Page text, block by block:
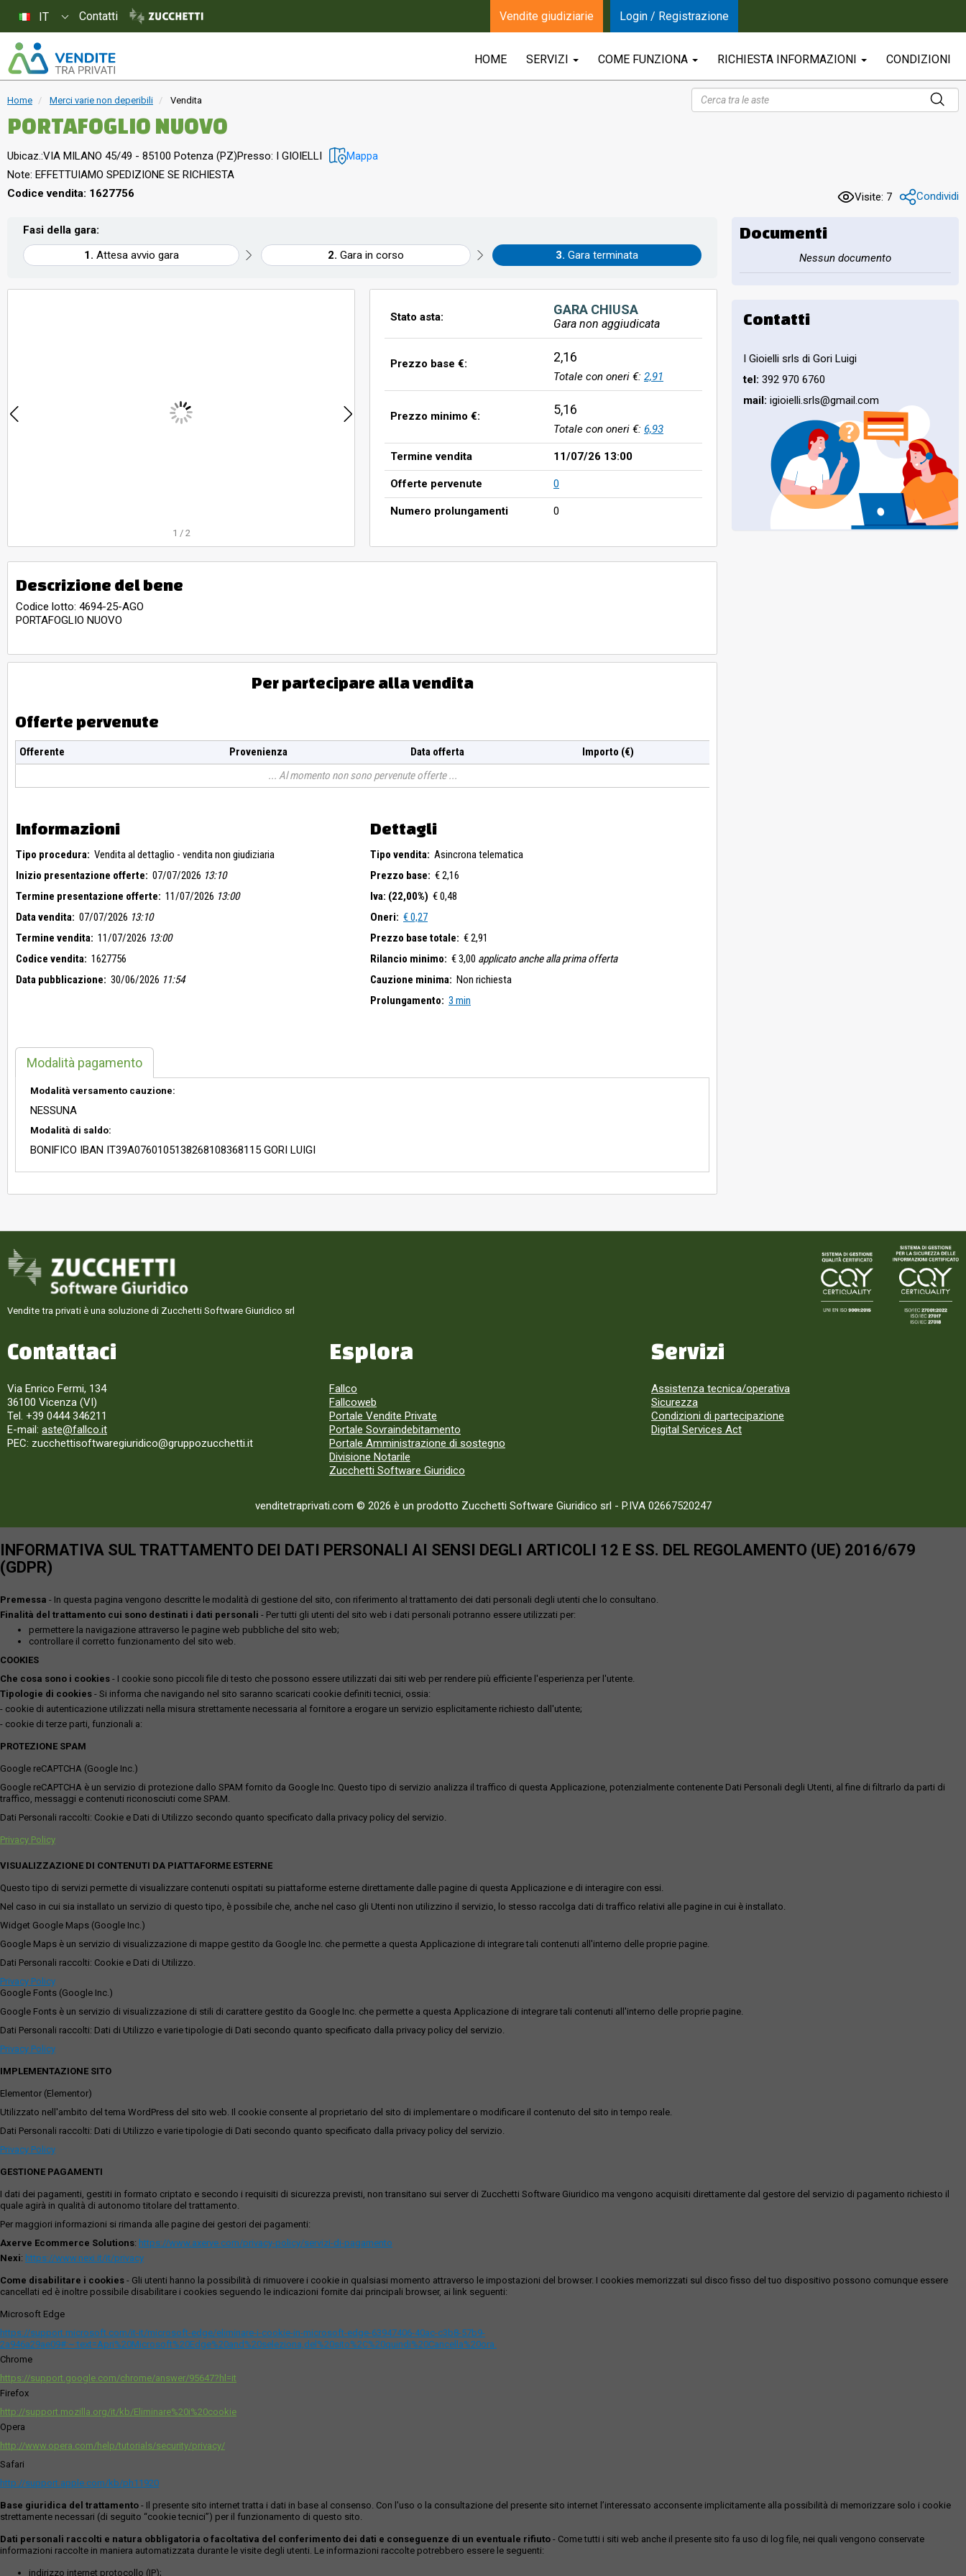
HOME SERVIZI COME FUNZIONA RICHIESTA INFORMAZIONI CONDIZIONI
Home Merci varie non deperibili Vendita
PORTAFOGLIO NUOVO
Ubicaz.:VIA MILANO 45/49 - 85100 Potenza (PZ)Presso: I GIOIELLI Mappa
Note: EFFETTUIAMO SPEDIZIONE SE RICHIESTA
Codice vendita: 1627756
Visite: 7 Condividi
Fasi della gara:
Attesa avvio gara
Gara in corso Gara terminata
1 / 2
Stato asta: GARA CHIUSA
Gara non aggiudicata
Prezzo base €: 2,16
Totale con oneri €: 2,91
Prezzo minimo €: 5,16
Totale con oneri €: 6,93
Termine vendita 11/07/26 13:00
Offerte pervenute 0
Numero prolungamenti 0
Descrizione del bene
Codice lotto: 4694-25-AGO
PORTAFOGLIO NUOVO
Per partecipare alla vendita
Offerte pervenute
Offerente Provenienza Data offerta
Importo (€)
Al momento non sono pervenute offerte
Informazioni
Tipo procedura: Vendita al dettaglio - vendita non giudiziaria
Inizio presentazione offerte: 07/07/2026 13:10
Termine presentazione offerte: 11/07/2026 13:00
Data vendita: 07/07/2026 13:10
Termine vendita: 11/07/2026 13:00
Codice vendita: 1627756
Data pubblicazione: 30/06/2026 11:54
Dettagli
Tipo vendita: Asincrona telematica
Prezzo base: € 2,16
Iva: (22,00%) € 0,48
Oneri: € 0,27
Prezzo base totale: € 2,91
Rilancio minimo: € 3,00 applicato anche alla prima offerta
Cauzione minima: Non richiesta
Prolungamento: 3 min
Modalità pagamento
Modalità versamento cauzione:
NESSUNA
Modalità di saldo:
BONIFICO IBAN IT39A0760105138268108368115 GORI LUIGI
Documenti
Nessun documento
Contatti
I Gioielli srls di Gori Luigi
tel: 392 970 6760
mail: igioielli.srls@gmail.com
Vendite tra privati è una soluzione di Zucchetti Software Giuridico srl
Contattaci
Via Enrico Fermi, 134
36100 Vicenza (VI)
Tel. +39 0444 346211
E-mail: aste@fallco.it
PEC: zucchettisoftwaregiuridico@gruppozucchetti.it
Esplora
Fallco
Fallcoweb
Portale Vendite Private
Portale Sovraindebitamento
Portale Amministrazione di sostegno
Divisione Notarile
Zucchetti Software Giuridico
Servizi
Assistenza tecnica/operativa
Sicurezza
Condizioni di partecipazione
Digital Services Act
venditetraprivati.com © 2026 è un prodotto Zucchetti Software Giuridico srl - P.IVA 02667520247
IT Contatti Vendite giudiziarie Login / Registrazione
INFORMATIVA SUL TRATTAMENTO DEI DATI PERSONALI AI SENSI DEGLI ARTICOLI 12 E SS. DEL REGOLAMENTO (UE) 2016/679
(GDPR)
Premessa - In questa pagina vengono descritte le modalità di gestione del sito, con riferimento al trattamento dei dati personali degli utenti che lo consultano.
Finalità del trattamento cui sono destinati i dati personali - Per tutti gli utenti del sito web i dati personali potranno essere utilizzati per:
permettere la navigazione attraverso le pagine web pubbliche del sito web;
controllare il corretto funzionamento del sito web.
COOKIES
Che cosa sono i cookies - I cookie sono piccoli file di testo che possono essere utilizzati dai siti web per rendere più efficiente l'esperienza per l'utente.
Tipologie di cookies - Si informa che navigando nel sito saranno scaricati cookie definiti tecnici, ossia:
- cookie di autenticazione utilizzati nella misura strettamente necessaria al fornitore a erogare un servizio esplicitamente richiesto dall'utente;
- cookie di terze parti, funzionali a:
PROTEZIONE SPAM
Google reCAPTCHA (Google Inc.)
Google reCAPTCHA è un servizio di protezione dallo SPAM fornito da Google Inc. Questo tipo di servizio analizza il traffico di questa Applicazione, potenzialmente contenente Dati Personali degli Utenti, al fine di filtrarlo da parti di
traffico, messaggi e contenuti riconosciuti come SPAM.
Dati Personali raccolti: Cookie e Dati di Utilizzo secondo quanto specificato dalla privacy policy del servizio.
Privacy Policy
VISUALIZZAZIONE DI CONTENUTI DA PIATTAFORME ESTERNE
Questo tipo di servizi permette di visualizzare contenuti ospitati su piattaforme esterne direttamente dalle pagine di questa Applicazione e di interagire con essi.
Nel caso in cui sia installato un servizio di questo tipo, è possibile che, anche nel caso gli Utenti non utilizzino il servizio, lo stesso raccolga dati di traffico relativi alle pagine in cui è installato.
Widget Google Maps (Google Inc.)
Google Maps è un servizio di visualizzazione di mappe gestito da Google Inc. che permette a questa Applicazione di integrare tali contenuti all'interno delle proprie pagine.
Dati Personali raccolti: Cookie e Dati di Utilizzo.
Privacy Policy
Google Fonts (Google Inc.)
Google Fonts è un servizio di visualizzazione di stili di carattere gestito da Google Inc. che permette a questa Applicazione di integrare tali contenuti all'interno delle proprie pagine.
Dati Personali raccolti: Dati di Utilizzo e varie tipologie di Dati secondo quanto specificato dalla privacy policy del servizio.
Privacy Policy
IMPLEMENTAZIONE SITO
Elementor (Elementor)
Utilizzato nell'ambito del tema WordPress del sito web. Il cookie consente al proprietario del sito di implementare o modificare il contenuto del sito in tempo reale.
Dati Personali raccolti: Dati di Utilizzo e varie tipologie di Dati secondo quanto specificato dalla privacy policy del servizio.
Privacy Policy
GESTIONE PAGAMENTI
I dati dei pagamenti, gestiti in formato criptato e secondo i requisiti di sicurezza previsti, non transitano sui server di Zucchetti Software Giuridico ma vengono acquisiti direttamente dal gestore del servizio di pagamento richiesto il
quale agirà in qualità di autonomo titolare del trattamento.
Per maggiori informazioni si rimanda alle pagine dei gestori dei pagamenti:
Axerve Ecommerce Solutions: https://www.axerve.com/privacy-policy/servizi-di-pagamento
Nexi: https://www.nexi.it/it/privacy
Come disabilitare i cookies - Gli utenti hanno la possibilità di rimuovere i cookie in qualsiasi momento attraverso le impostazioni del browser. I cookies memorizzati sul disco fisso del tuo dispositivo possono comunque essere
cancellati ed è inoltre possibile disabilitare i cookies seguendo le indicazioni fornite dai principali browser, ai link seguenti:
Microsoft Edge
https://support.microsoft.com/it-it/microsoft-edge/eliminare-i-cookie-in-microsoft-edge-63947406-40ac-c3b8-57b9-
2a946a29ae09#:~:text=Apri%20Microsoft%20Edge%20and%20seleziona,del%20sito%2C%20quindi%20Cancella%20ora.
Chrome
https://support.google.com/chrome/answer/95647?hl=it
Firefox
http://support.mozilla.org/it/kb/Eliminare%20i%20cookie
Opera
http://www.opera.com/help/tutorials/security/privacy/
Safari
http://support.apple.com/kb/ph11920
Base giuridica del trattamento - Il presente sito internet tratta i dati in base al consenso. Con l'uso o la consultazione del presente sito internet l’interessato acconsente implicitamente alla possibilità di memorizzare solo i cookie
strettamente necessari (di seguito “cookie tecnici”) per il funzionamento di questo sito.
Dati personali raccolti e natura obbligatoria o facoltativa del conferimento dei dati e conseguenze di un eventuale rifiuto - Come tutti i siti web anche il presente sito fa uso di log file, nei quali vengono conservate
informazioni raccolte in maniera automatizzata durante le visite degli utenti. Le informazioni raccolte potrebbero essere le seguenti:
indirizzo internet protocollo (IP);